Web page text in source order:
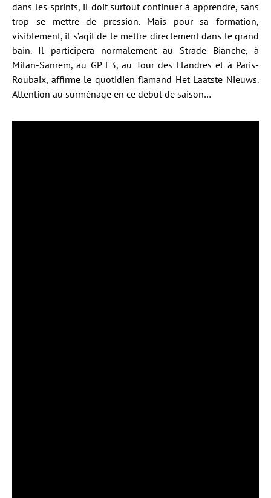
dans les sprints, il doit surtout continuer à apprendre, sans
trop se mettre de pression. Mais pour sa formation,
visiblement, il s’agit de le mettre directement dans le grand
bain. Il participera normalement au Strade Bianche, à
Milan-Sanrem, au GP E3, au Tour des Flandres et à Paris-
Roubaix, affirme le quotidien flamand Het Laatste Nieuws.
Attention au surménage en ce début de saison…